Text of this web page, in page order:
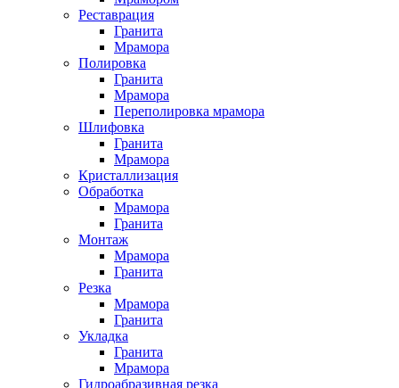
Реставрация
Гранита
Мрамора
Полировка
Гранита
Мрамора
Переполировка мрамора
Шлифовка
Гранита
Мрамора
Кристаллизация
Обработка
Мрамора
Гранита
Монтаж
Мрамора
Гранита
Резка
Мрамора
Гранита
Укладка
Гранита
Мрамора
Гидроабразивная резка